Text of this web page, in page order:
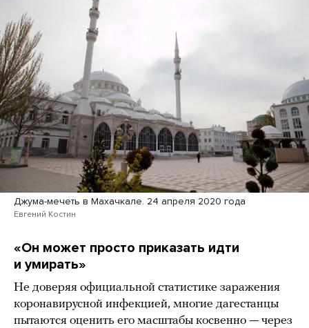
Джума-мечеть в Махачкале. 24 апреля 2020 года
Евгений Костин
«Он может просто приказать идти
и умирать»
Не доверяя официальной статистике заражения
коронавирусной инфекцией, многие дагестанцы
пытаются оценить его масштабы косвенно — через